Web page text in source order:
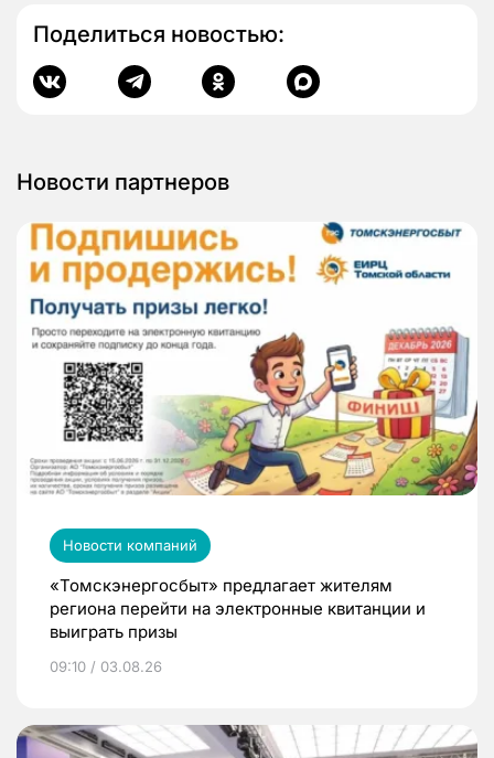
Поделиться новостью:
Новости партнеров
Новости компаний
«Томскэнергосбыт» предлагает жителям
региона перейти на электронные квитанции и
выиграть призы
09:10 / 03.08.26